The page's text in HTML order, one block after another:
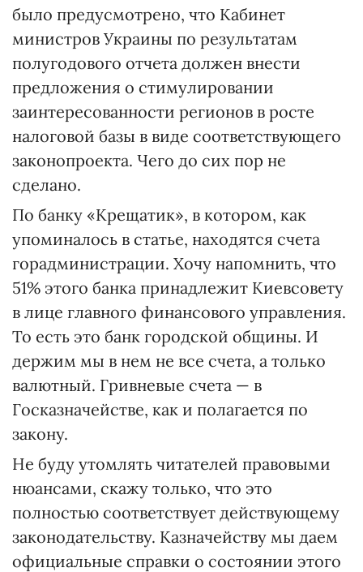
было предусмотрено, что Кабинет
министров Украины по результатам
полугодового отчета должен внести
предложения о стимулировании
заинтересованности регионов в росте
налоговой базы в виде соответствующего
законопроекта. Чего до сих пор не
сделано.
По банку «Крещатик», в котором, как
упоминалось в статье, находятся счета
горадминистрации. Хочу напомнить, что
51% этого банка принадлежит Киевсовету
в лице главного финансового управления.
То есть это банк городской общины. И
держим мы в нем не все счета, а только
валютный. Гривневые счета — в
Госказначействе, как и полагается по
закону.
Не буду утомлять читателей правовыми
нюансами, скажу только, что это
полностью соответствует действующему
законодательству. Казначейству мы даем
официальные справки о состоянии этого